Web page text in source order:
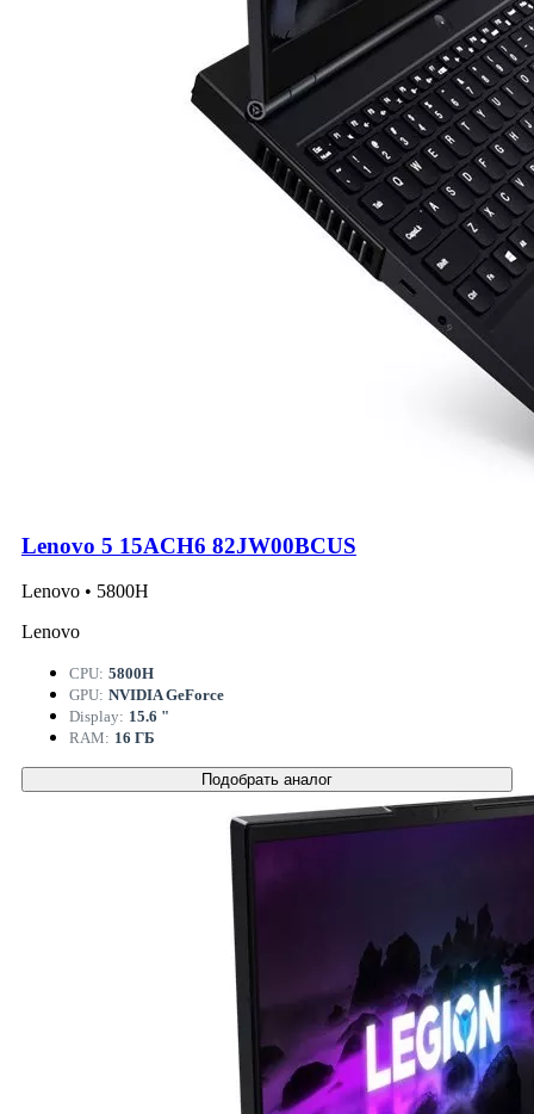
Lenovo 5 15ACH6 82JW00BCUS
Lenovo • 5800H
Lenovo
CPU: 5800H
GPU: NVIDIA GeForce
Display: 15.6 "
RAM: 16 ГБ
Подобрать аналог